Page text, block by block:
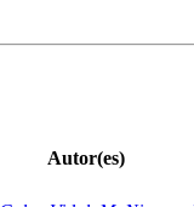
Autor(es)